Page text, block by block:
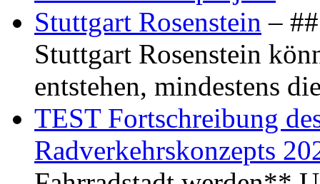
Stuttgart Rosenstein –
Stuttgart Rosenstein
entstehen, mindestens
TEST Fortschreibung
Radverkehrskonzepts